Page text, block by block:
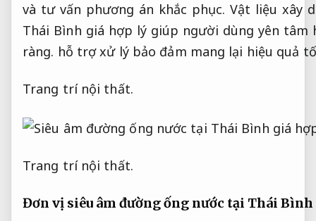
và tư vấn phương án khắc phục.Vật liệu xây
Thái Bình giá hợp lý giúp người dùng yên
ràng. hỗ trợ xử lý bảo đảm mang lại hiệu quả
Trang trí nội thất.
Trang trí nội thất.
Đơn vị siêu âm đường ống nước tại Thái